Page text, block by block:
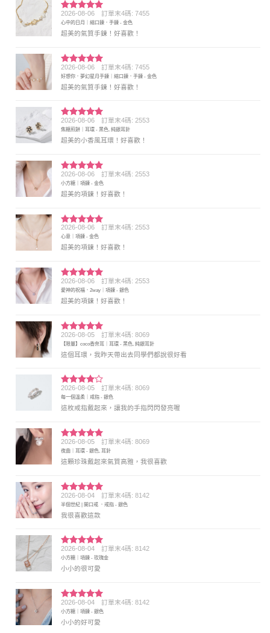
評分5 滿
分 5
2026-08-06 訂單末4碼: 7455
心中的日月｜縮口鍊．手鍊 - 金色
超美的氣質手鍊！好喜歡！
評分5滿
分 5
2026-08-06 訂單末4碼: 7455
好想你．夢幻星月手鍊｜縮口鍊．手鍊 - 金色
超美的氣質手鍊！好喜歡！
評分5 滿
分 5
2026-08-06 訂單末4碼: 2553
焦糖煎餅｜耳環 - 黑色, 純銀耳針
超美的小香風耳環！好喜歡！
評分5 滿
分 5
2026-08-06 訂單末4碼: 2553
小方糖｜項鍊 - 金色
超美的項鍊！好喜歡！
評分5 滿
分 5
2026-08-06 訂單末4碼: 2553
心意｜項鍊 - 金色
超美的項鍊！好喜歡！
評分5 滿
分 5
2026-08-06 訂單末4碼: 2553
愛神的祝福．2way｜項鍊 - 銀色
超美的項鍊！好喜歡！
評分5滿
分 5
2026-08-05 訂單末4碼: 8069
【限量】coco香奈耳｜耳環 - 黑色, 純銀耳針
這個耳環，我昨天帶出去同學們都說很好看
評分4
滿分 5
2026-08-05 訂單末4碼: 8069
每一個溫柔｜戒指 - 銀色
這枚戒指戴起來，讓我的手指閃閃發亮喔
評分5 滿
分 5
2026-08-05 訂單末4碼: 8069
夜曲｜耳環 - 銀色, 耳針
這顆珍珠戴起來氣質高雅，我很喜歡
評分5滿
分 5
2026-08-04 訂單末4碼: 8142
半個世紀 | 開口戒 ．戒指 - 銀色
我很喜歡這款
評分5 滿
分 5
2026-08-04 訂單末4碼: 8142
小方糖｜項鍊 - 玫瑰金
小小的很可愛
評分5 滿
分 5
2026-08-04 訂單末4碼: 8142
小方糖｜項鍊 - 銀色
小小的好可愛